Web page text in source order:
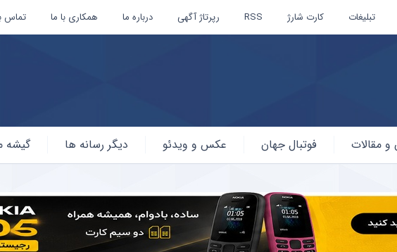
تبلیغات کارت شارژ RSS رپرتاژ آگهی درباره ما همکاری با ما تماس
و مقالات فوتبال جهان عکس و ویدئو دیگر رسانه ها گیشه